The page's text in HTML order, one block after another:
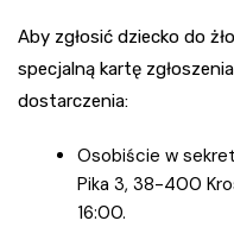
Aby zgłosić dziecko do
specjalną kartę
dostarczenia:
Osobiście w
Pika 3, 38-400
16:00.